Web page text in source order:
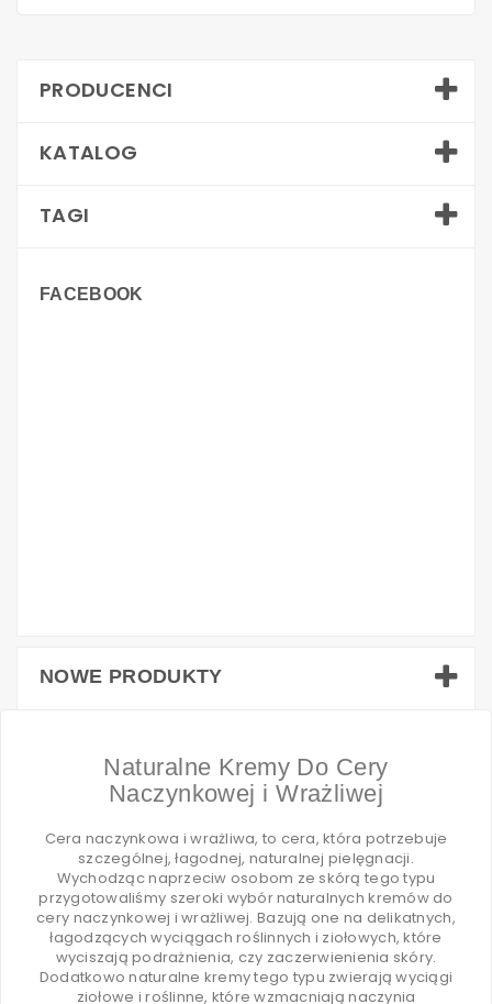
PRODUCENCI
KATALOG
TAGI
FACEBOOK
NOWE PRODUKTY
Naturalne Kremy Do Cery
Naczynkowej i Wrażliwej
Cera naczynkowa i wrażliwa, to cera, która potrzebuje
szczególnej, łagodnej, naturalnej pielęgnacji.
Wychodząc naprzeciw osobom ze skórą tego typu
przygotowaliśmy szeroki wybór naturalnych kremów do
cery naczynkowej i wrażliwej. Bazują one na delikatnych,
łagodzących wyciągach roślinnych i ziołowych, które
wyciszają podrażnienia, czy zaczerwienienia skóry.
Dodatkowo naturalne kremy tego typu zwierają wyciągi
ziołowe i roślinne, które wzmacniają naczynia